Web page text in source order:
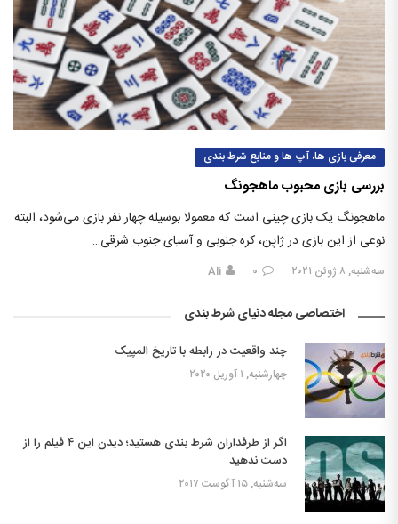
معرفی بازی ها، آپ ها و منابع شرط بندی
بررسی بازی محبوب ماهجونگ
ماهجونگ یک بازی چینی است که معمولا بوسیله چهار نفر بازی می‌شود، البته
نوعی از این بازی در ژاپن، کره جنوبی و آسیای جنوب شرقی…
سه‌شنبه, ۸ ژوئن ۲۰۲۱ ۰ Ali
اختصاصی مجله دنیای شرط بندی
چند واقعیت در رابطه با تاریخ المپیک
چهارشنبه, ۱ آوریل ۲۰۲۰
اگر از طرفداران شرط بندی هستید؛ دیدن این ۴ فیلم را از
دست ندهید
سه‌شنبه, ۱۵ آگوست ۲۰۱۷